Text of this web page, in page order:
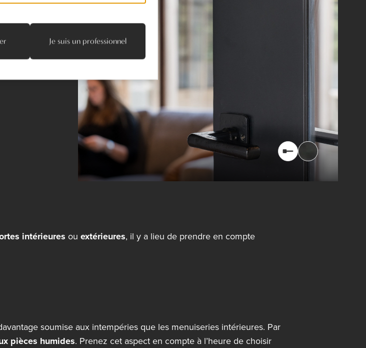
intérieures ou extérieures, il y a lieu de prendre en compte
soumise aux intempéries que les menuiseries intérieures. Par
pièces humides. Prenez cet aspect en compte à l’heure de choisir
Je suis un professionnel